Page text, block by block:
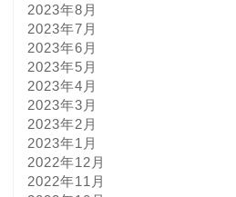
2023年8月
2023年7月
2023年6月
2023年5月
2023年4月
2023年3月
2023年2月
2023年1月
2022年12月
2022年11月